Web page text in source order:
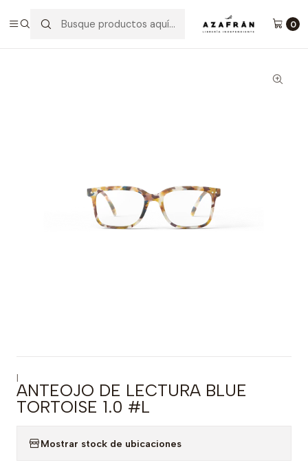
0
Anteojo De Lectura Blue Tortoise 1.0 #L
|
ANTEOJO DE LECTURA BLUE
TORTOISE 1.0 #L
Mostrar stock de ubicaciones